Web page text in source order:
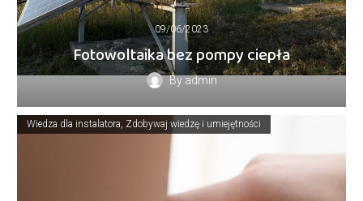
09/06/2023
Fotowoltaika bez pompy ciepła
Byadmin
Wiedza dla instalatora Zdobywaj wiedzę i umiejętności